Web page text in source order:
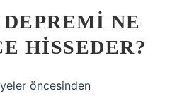
NE
HISSEDER?
öncesinden